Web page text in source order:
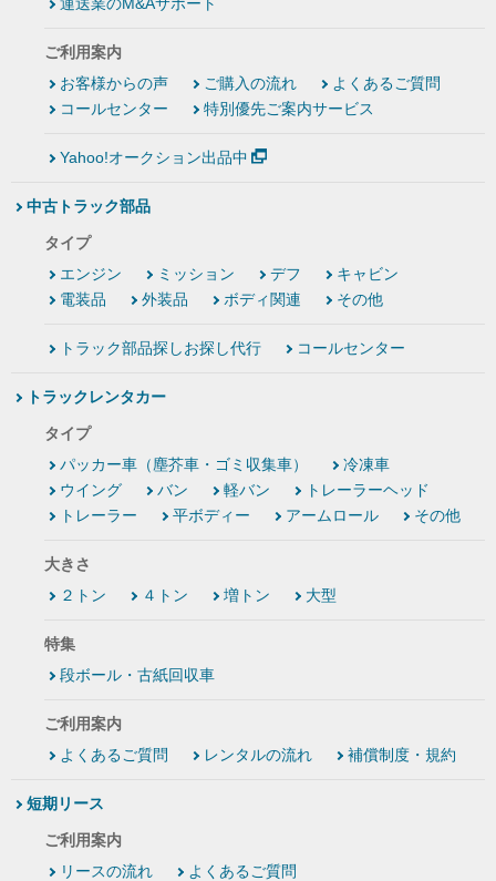
ご利用案内
お客様からの声
ご購入の流れ
よくあるご質問
コールセンター
特別優先ご案内サービス
Yahoo!オークション出品中
中古トラック部品
タイプ
エンジン
ミッション デフ
キャビン
電装品
外装品 ボディ関連 その他
トラック部品探しお探し代行 コールセンター
トラックレンタカー
タイプ
パッカー車（塵芥車・ゴミ収集車）
冷凍車
ウイング
バン 軽バン
トレーラーヘッド
トレーラー
平ボディー アームロール その他
大きさ
２トン
４トン 増トン 大型
特集
段ボール・古紙回収車
ご利用案内
よくあるご質問
レンタルの流れ 補償制度・規約
短期リース
ご利用案内
リースの流れ
よくあるご質問